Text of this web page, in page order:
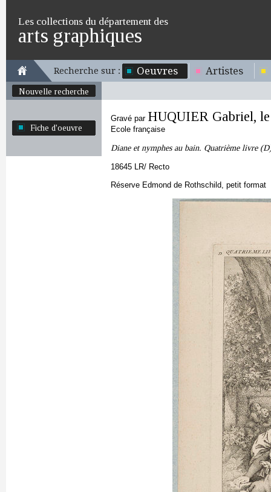
Les collections du département des
arts graphiques
Recherche sur : Oeuvres Artistes
Nouvelle recherche
Fiche d'oeuvre
Gravé par HUQUIER Gabriel,
Ecole française
Diane et nymphes au bain. Quatrième livre
18645 LR/ Recto
Réserve Edmond de Rothschild, petit format